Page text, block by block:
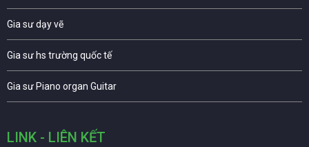
Gia sư dạy vẽ
Gia sư hs trường quốc tế
Gia sư Piano organ Guitar
LINK - LIÊN KẾT